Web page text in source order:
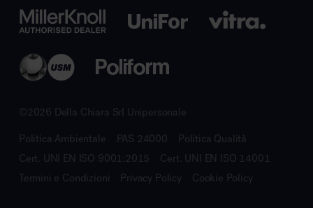
©2026 Della Chiara Srl Unipersonale
Politica Ambientale PAS 24000
Politica Qualità
Cert. UNI EN ISO 9001:2015
Cert. UNI EN ISO 14001
Termini e Condizioni
Privacy Policy Cookie Policy